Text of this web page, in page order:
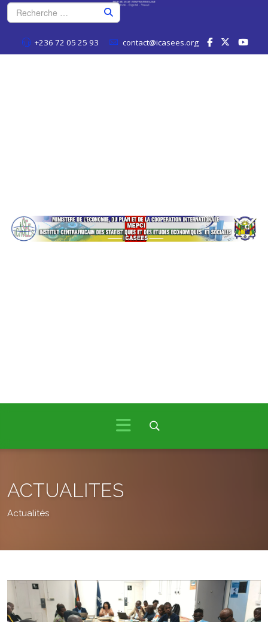
+236 72 05 25 93 contact@icasees.org
ACTUALITES
Actualités